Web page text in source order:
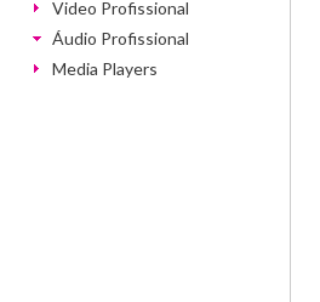
Video Profissional
Áudio Profissional
Media Players